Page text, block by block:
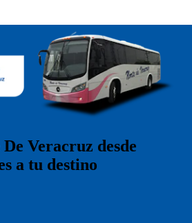
Veracruz desde
a tu destino